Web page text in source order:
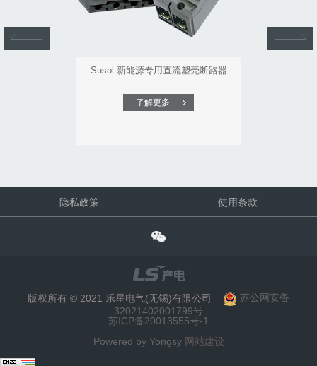
Susol 新能源专用直流塑壳断路器
了解更多
隐私政策 使用条款
版权所有 © 2021 乐星电气(无锡)有限公司
苏公网安备
32021402001799号
苏ICP备20013555号-1
Powered by Yongsy 网站建设